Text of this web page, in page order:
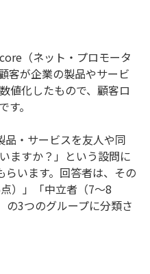
（ネット・プロモータ
客が企業の製品やサービ
値化したもので、顧客ロ
。
品・サービスを友人や同
ますか？」という設問に
います。回答者は、その
）」「中立者（7〜8
の3つのグループに分類さ